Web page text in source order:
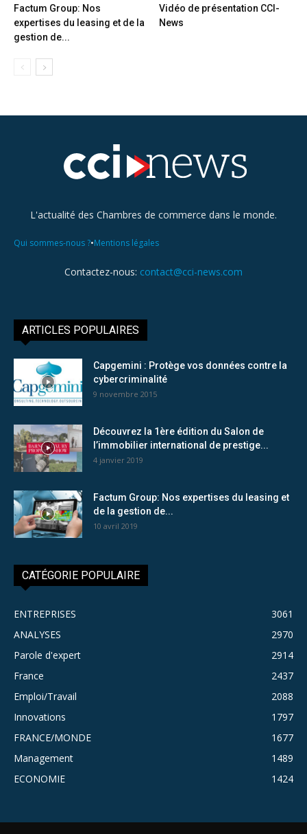
Factum Group: Nos
expertises du leasing et de la
gestion de...
Vidéo de présentation CCI-
News
L'actualité des Chambres de commerce dans le monde.
Qui sommes-nous ?•Mentions légales
Contactez-nous: contact@cci-news.com
ARTICLES POPULAIRES
Capgemini : Protège vos données contre la
cybercriminalité
9 novembre 2015
Découvrez la 1ère édition du Salon de
l’immobilier international de prestige...
4 janvier 2019
Factum Group: Nos expertises du leasing et
de la gestion de...
10 avril 2019
CATÉGORIE POPULAIRE
ENTREPRISES
3061
ANALYSES
2970
Parole d'expert
2914
France
2437
Emploi/Travail
2088
Innovations
1797
FRANCE/MONDE
1677
Management
1489
ECONOMIE
1424